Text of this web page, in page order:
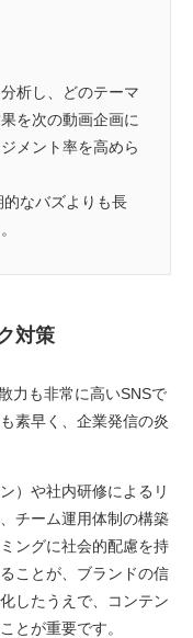
析し、どのテーマ
を次の動画企画に
メント率を高めら
なバズよりも長
対策
力も非常に高いSNSで
素早く、企業発信の炎
）や社内研修によるリ
チーム運用体制の構築
ングに社会的配慮を持
ことが、ブランドの信
したうえで、コンテン
とが重要です。